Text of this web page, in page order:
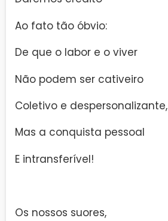
Ao fato tão óbvio:
De que o labor e o viver
Não podem ser cativeiro
Coletivo e despersonalizante,
Mas a conquista pessoal
E intransferível!
Os nossos suores,